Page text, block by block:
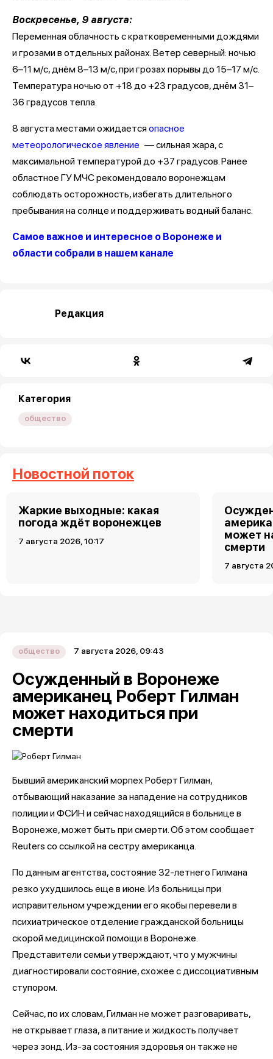
Воскресенье, 9 августа:
Переменная облачность с кратковременными дождями
и грозами в отдельных районах. Ветер северный: ночью
6–11 м/с, днём 8–13 м/с, при грозах порывы до 15–17 м/с.
Температура ночью от +18 до +23 градусов, днём 31–
36 градусов тепла.
8 августа местами ожидаетсяопасное
метеорологическое явление — сильная жара, с
максимальной температурой до +37 градусов. Ранее
областное ГУ МЧС рекомендовало воронежцам
соблюдать осторожность, избегать длительного
пребывания на солнце и поддерживать водный баланс.
Самое важное и интересное о Воронеже и
области собрали в нашем канале
Редакция
Категория
общество
Новостной поток
Жаркие выходные: какая
погода ждёт воронежцев
7 августа 2026, 10:17
может
смерти
7 августа
общество 7 августа 2026, 09:43
Осужденный в Воронеже
американец Роберт Гилман
может находиться при
смерти
Бывший американский морпех Роберт Гилман,
отбывающий наказание за нападение на сотрудников
полиции и ФСИН и сейчас находящийся в больнице в
Воронеже, может быть при смерти. Об этом сообщает
Reuters со ссылкой на сестру американца.
По данным агентства, состояние 32-летнего Гилмана
резко ухудшилось еще в июне. Из больницы при
исправительном учреждении его якобы перевели в
психиатрическое отделение гражданской больницы
скорой медицинской помощи в Воронеже.
Представители семьи утверждают, что у мужчины
диагностировали состояние, схожее с диссоциативным
ступором.
Сейчас, по их словам, Гилман не может разговаривать,
не открывает глаза, а питание и жидкость получает
через зонд. Из-за состояния здоровья он также не